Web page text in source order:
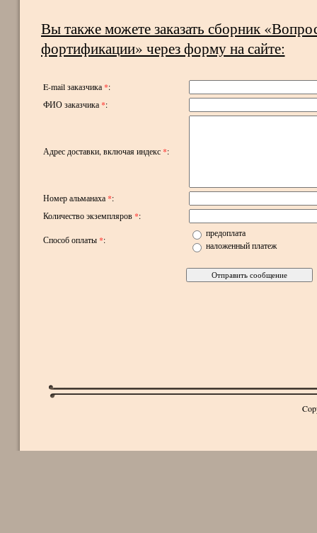
Вы также можете заказать сборник
фортификации» через форму на сайте:
E-mail заказчика *:
ФИО заказчика *:
Адрес доставки, включая индекс *:
Номер альманаха *:
Количество экземпляров *:
Способ оплаты *:
предоплата
наложенный платеж